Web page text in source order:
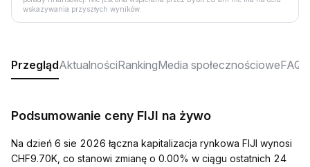
wskazywania przyszłych wyników.
PrzeglądAktualnościRankingMedia społecznościoweFAQ
Podsumowanie ceny FIJI na żywo
Na dzień 6 sie 2026 łączna kapitalizacja rynkowa FIJI wynosi
CHF9.70K, co stanowi zmianę o 0.00% w ciągu ostatnich 24